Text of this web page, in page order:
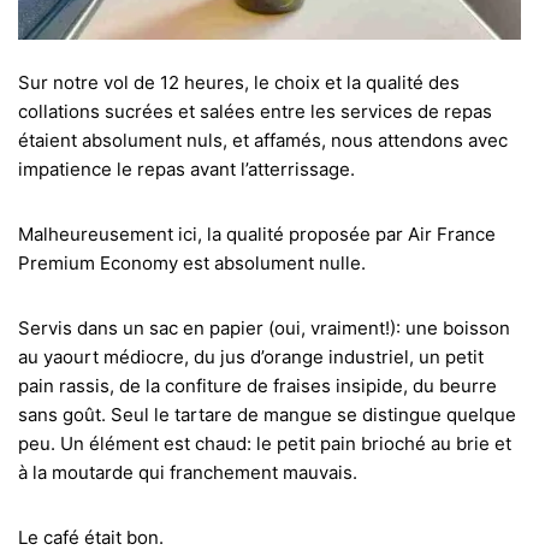
Sur notre vol de 12 heures, le choix et la qualité des
collations sucrées et salées entre les services de repas
étaient absolument nuls, et affamés, nous attendons avec
impatience le repas avant l’atterrissage.
Malheureusement ici, la qualité proposée par Air France
Premium Economy est absolument nulle.
Servis dans un sac en papier (oui, vraiment!): une boisson
au yaourt médiocre, du jus d’orange industriel, un petit
pain rassis, de la confiture de fraises insipide, du beurre
sans goût. Seul le tartare de mangue se distingue quelque
peu. Un élément est chaud: le petit pain brioché au brie et
à la moutarde qui franchement mauvais.
Le café était bon.